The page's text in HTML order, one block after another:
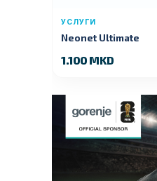
УСЛУГИ
Neonet Ultimate
1.100 MKD